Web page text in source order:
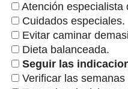
Atención especialista
Cuidados especiales.
Evitar caminar
Dieta balanceada.
Seguir las
Verificar las semanas